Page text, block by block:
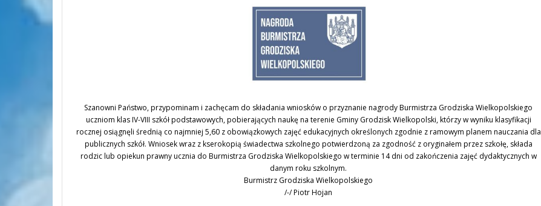
Szanowni Państwo, przypominam i zachęcam do składania wniosków o przyznanie nagrody Burmistrza Grodziska Wielkopolskiego
uczniom klas IV-VIII szkół podstawowych, pobierających naukę na terenie Gminy Grodzisk Wielkopolski, którzy w wyniku klasyfikacji
rocznej osiągnęli średnią co najmniej 5,60 z obowiązkowych zajęć edukacyjnych określonych zgodnie z ramowym planem nauczania dla
publicznych szkół. Wniosek wraz z kserokopią świadectwa szkolnego potwierdzoną za zgodność z oryginałem przez szkołę, składa
rodzic lub opiekun prawny ucznia do Burmistrza Grodziska Wielkopolskiego w terminie 14 dni od zakończenia zajęć dydaktycznych w
danym roku szkolnym.
Burmistrz Grodziska Wielkopolskiego
/-/ Piotr Hojan